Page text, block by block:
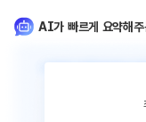
AI가 빠르게 요약해주